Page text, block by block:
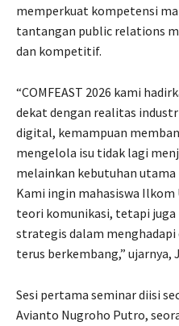
memperkuat kompetensi
tantangan public relations
dan kompetitif.
“COMFEAST 2026 kami
dekat dengan realitas
digital, kemampuan
mengelola isu tidak lagi
melainkan kebutuhan
Kami ingin mahasiswa Ilkom
teori komunikasi, tetapi
strategis dalam
terus berkembang,” ujarnya,
Sesi pertama seminar diisi
Avianto Nugroho Putro,